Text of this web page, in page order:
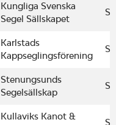
Kungliga Svenska
Segel Sällskapet
Karlstads
Kappseglingsförening
Stenungsunds
Segelsällskap
Kullaviks Kanot &